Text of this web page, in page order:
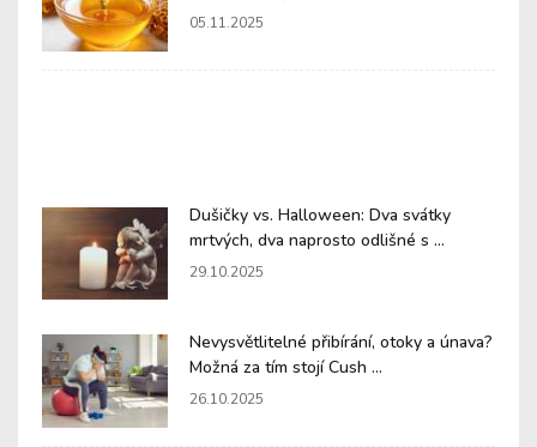
05.11.2025
Dušičky vs. Halloween: Dva svátky
mrtvých, dva naprosto odlišné s ...
29.10.2025
Nevysvětlitelné přibírání, otoky a únava?
Možná za tím stojí Cush ...
26.10.2025